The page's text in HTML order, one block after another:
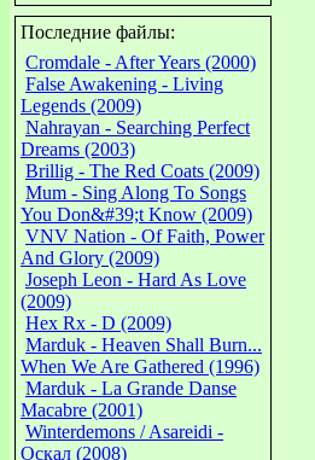
Последние файлы:
Cromdale - After Years (2000)
False Awakening - Living
Legends (2009)
Nahrayan - Searching Perfect
Dreams (2003)
Brillig - The Red Coats (2009)
Mum - Sing Along To Songs
You Don&#39;t Know (2009)
VNV Nation - Of Faith, Power
And Glory (2009)
Joseph Leon - Hard As Love
(2009)
Hex Rx - D (2009)
Marduk - Heaven Shall Burn...
When We Are Gathered (1996)
Marduk - La Grande Danse
Macabre (2001)
Winterdemons / Asareidi -
Оскал (2008)